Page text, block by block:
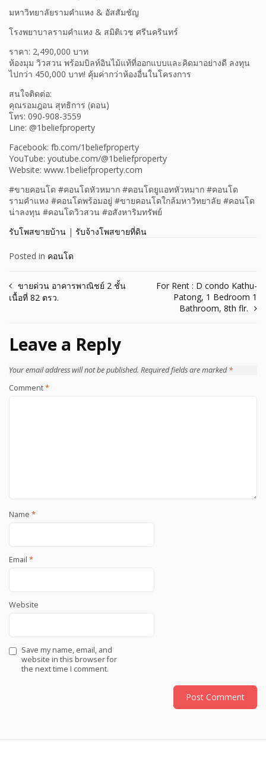
มหาวิทยาลัยรามคำแหง & อัสสัมชัญ
โรงพยาบาลรามคำแหง & สมิติเวช ศรีนครินทร์
ราคา: 2,490,000 บาท
ห้องมุม วิวสวน พร้อมบิลท์อินไม้แท้ที่ออกแบบและคิดมาอย่างดี ลงทุน
ไปกว่า 450,000 บาท! คุ้มค่ากว่าห้องอื่นในโครงการ
สนใจติดต่อ:
คุณรอมฎอน สุทธิการ (ดอน)
โทร: 090-908-3559
Line: @1beliefproperty
Facebook: fb.com/1beliefproperty
YouTube: youtube.com/@1beliefproperty
Website: www.1beliefproperty.com
#ขายคอนโด #คอนโดหัวหมาก #คอนโดยูแอทหัวหมาก #คอนโด
รามคำแหง #คอนโดพร้อมอยู่ #ขายคอนโดใกล้มหาวิทยาลัย #คอนโด
น่าลงทุน #คอนโดวิวสวน #อสังหาริมทรัพย์
รับโพสขายบ้าน | รับจ้างโพสขายที่ดิน
Posted in คอนโด
Post
ขายด่วน อาคารพาณิชย์ 2 ชั้น
เนื้อที่ 82 ตรว.
For Rent : D condo Kathu-
Patong, 1 Bedroom 1
Bathroom, 8th flr.
Leave a Reply
Your email address will not be published. Required fields are marked*
Comment*
Name *
Email *
Website
Save my name, email, and
website in this browser for
the next time I comment.